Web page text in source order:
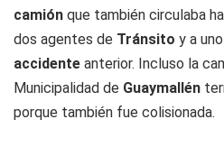
camión que también circulaba
dos agentes de Tránsito y a
accidente anterior. Incluso la
Municipalidad de Guaymallén
porque también fue colisionada.